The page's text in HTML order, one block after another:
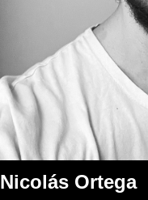
Nicolás Ortega